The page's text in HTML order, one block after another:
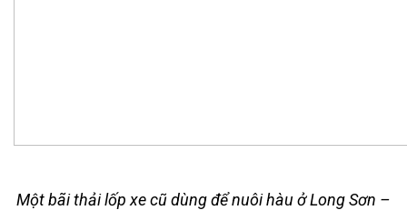
Một bãi thải lốp xe cũ dùng để nuôi hàu ở Long Sơn –